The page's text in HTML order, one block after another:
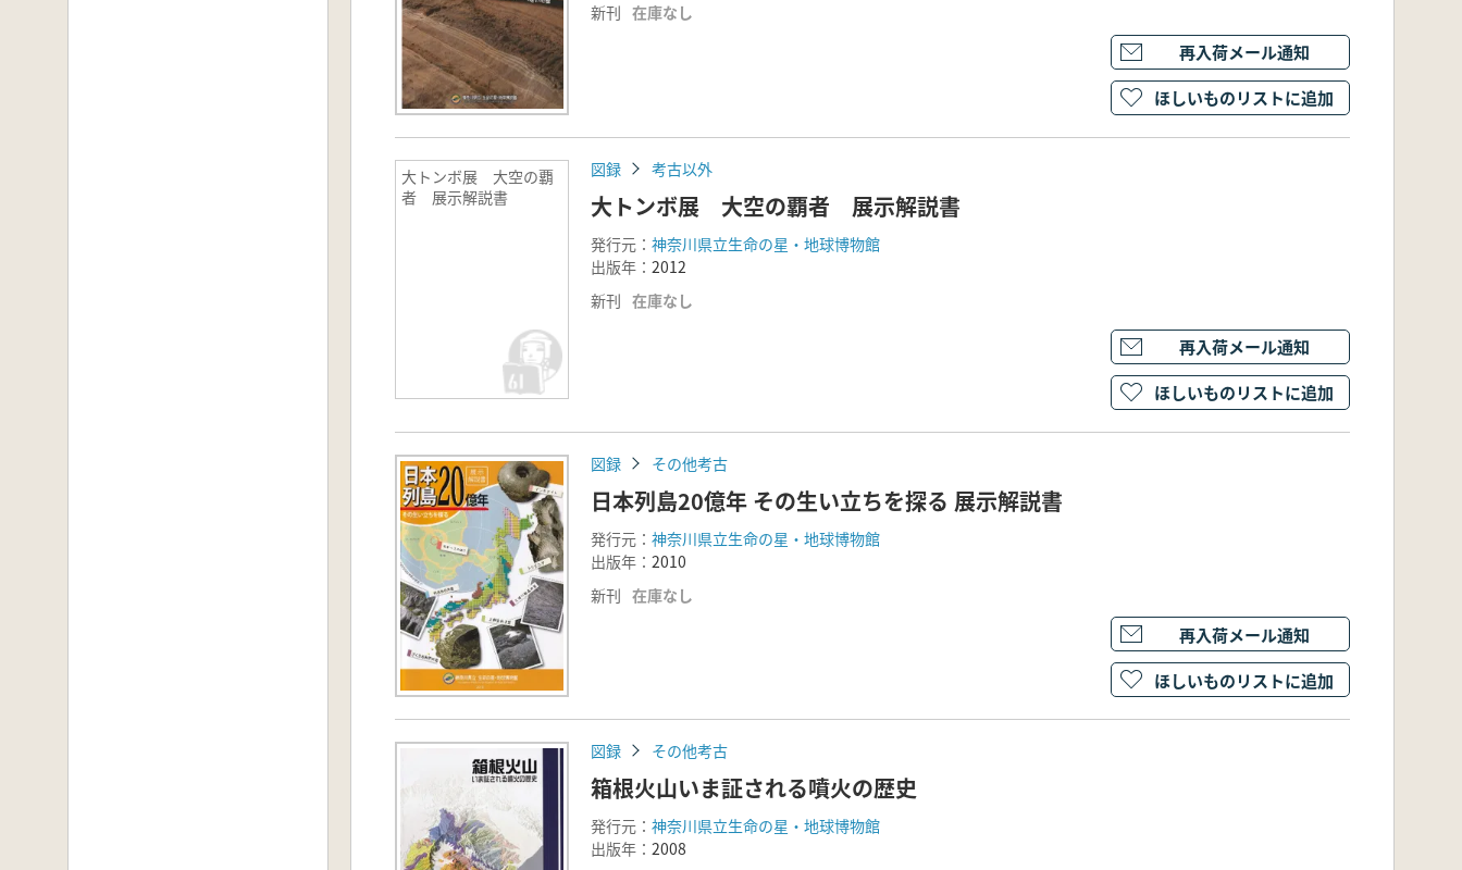
新刊 在庫なし
再入荷メール通知
ほしいものリストに追加
大トンボ展 大空の覇
者 展示解説書
図録 考古以外
大トンボ展 大空の覇者 展示解説書
発行元： 神奈川県立生命の星・地球博物館
出版年： 2012
新刊 在庫なし
再入荷メール通知
ほしいものリストに追加
図録 その他考古
日本列島20億年 その生い立ちを探る 展示解説書
発行元： 神奈川県立生命の星・地球博物館
出版年： 2010
新刊 在庫なし
再入荷メール通知
ほしいものリストに追加
図録 その他考古
箱根火山いま証される噴火の歴史
発行元： 神奈川県立生命の星・地球博物館
出版年： 2008